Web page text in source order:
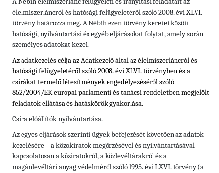
A Nébih élelmiszerlánc felügyeleti és irányítási feladatait az
élelmiszerláncról és hatósági felügyeletéről szóló 2008. évi XLVI.
törvény határozza meg. A Nébih ezen törvény keretei között
hatósági, nyilvántartási és egyéb eljárásokat folytat, amely során
személyes adatokat kezel.
Az adatkezelés célja az Adatkezelő által az élelmiszerláncról és
hatósági felügyeletéről szóló 2008. évi XLVI. törvényben és a
csírákat termelő létesítmények engedélyezésérőlszóló
852/2004/EK európai parlamenti és tanácsi rendeletbenmegjelölt
feladatok ellátása és hatáskörök gyakorlása.
Csíra előállítók nyilvántartása.
Az egyes eljárások szerinti ügyek befejezését követően az adatok
kezelésére – a közokiratok megőrzésével és nyilvántartásával
kapcsolatosan a köziratokról, a közlevéltárakról és a
magánlevéltári anyag védelméről szóló 1995. évi LXVI. törvény (a